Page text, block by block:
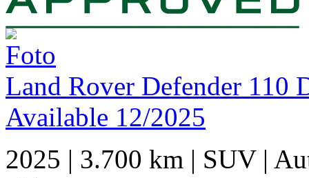
Land Rover Defender 110
Available 12/2025
2025 | 3.700 km | SUV|